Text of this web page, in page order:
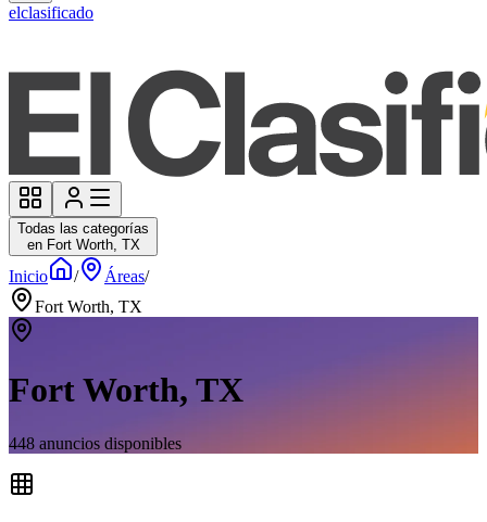
elclasificado
Todas las categorías
en Fort Worth, TX
Inicio / Áreas/
Fort Worth, TX
Fort Worth, TX
448 anuncios disponibles